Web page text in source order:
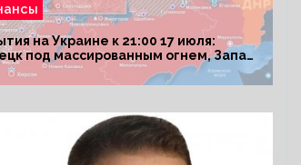
на Украине к 21:00 17 июля:
под массированным огнем, Запад
Киеву ультиматум